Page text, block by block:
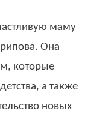
маму
Она
которые
а также
новых